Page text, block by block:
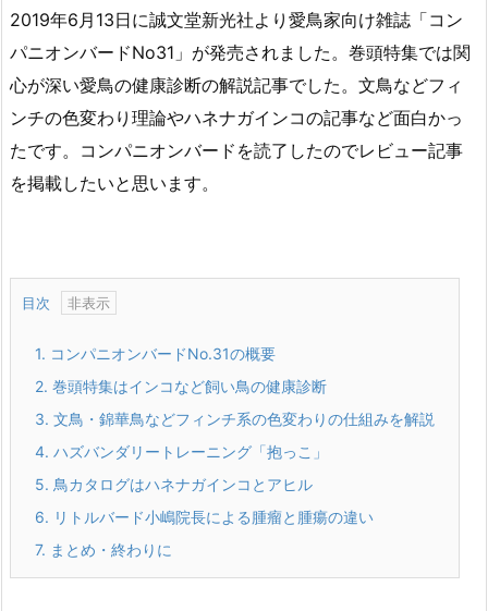
2019年6月13日に誠文堂新光社より愛鳥家向け雑誌「コン
パニオンバードNo31」が発売されました。巻頭特集では関
心が深い愛鳥の健康診断の解説記事でした。文鳥などフィ
ンチの色変わり理論やハネナガインコの記事など面白かっ
たです。コンパニオンバードを読了したのでレビュー記事
を掲載したいと思います。
目次
1. コンパニオンバードNo.31の概要
2. 巻頭特集はインコなど飼い鳥の健康診断
3. 文鳥・錦華鳥などフィンチ系の色変わりの仕組みを解説
4. ハズバンダリートレーニング「抱っこ」
5. 鳥カタログはハネナガインコとアヒル
6. リトルバード小嶋院長による腫瘤と腫瘍の違い
7. まとめ・終わりに